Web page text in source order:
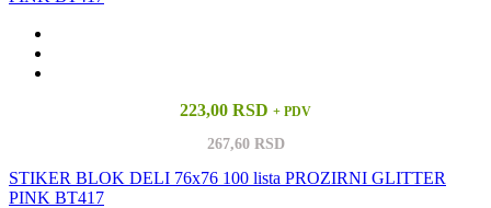
223,00 RSD + PDV
267,60 RSD
STIKER BLOK DELI 76x76 100 lista PROZIRNI GLITTER
PINK BT417